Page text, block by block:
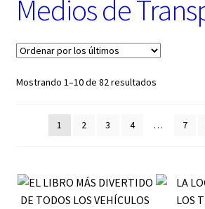
o
í
Medios de
Mostrando 1–10 de 82 resultadosOrdenado
últimos
1 2 3 4 … 7